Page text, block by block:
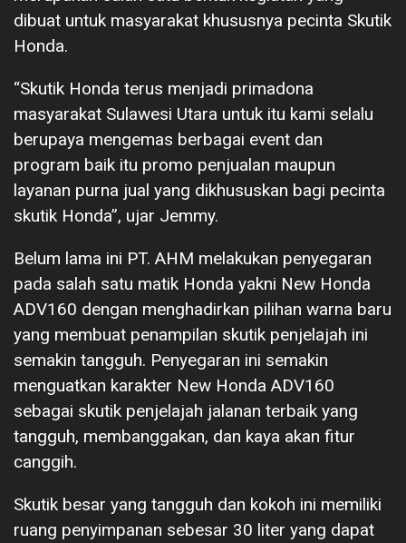
dibuat untuk masyarakat khususnya pecinta Skutik
Honda.
“Skutik Honda terus menjadi primadona
masyarakat Sulawesi Utara untuk itu kami selalu
berupaya mengemas berbagai event dan
program baik itu promo penjualan maupun
layanan purna jual yang dikhususkan bagi pecinta
skutik Honda”, ujar Jemmy.
Belum lama ini PT. AHM melakukan penyegaran
pada salah satu matik Honda yakni New Honda
ADV160 dengan menghadirkan pilihan warna baru
yang membuat penampilan skutik penjelajah ini
semakin tangguh. Penyegaran ini semakin
menguatkan karakter New Honda ADV160
sebagai skutik penjelajah jalanan terbaik yang
tangguh, membanggakan, dan kaya akan fitur
canggih.
Skutik besar yang tangguh dan kokoh ini memiliki
ruang penyimpanan sebesar 30 liter yang dapat